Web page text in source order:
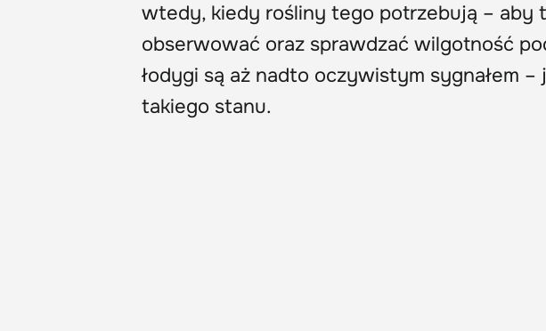
wtedy, kiedy rośliny tego potrzebują – aby
obserwować oraz sprawdzać wilgotność
łodygi są aż nadto oczywistym sygnałem
takiego stanu.